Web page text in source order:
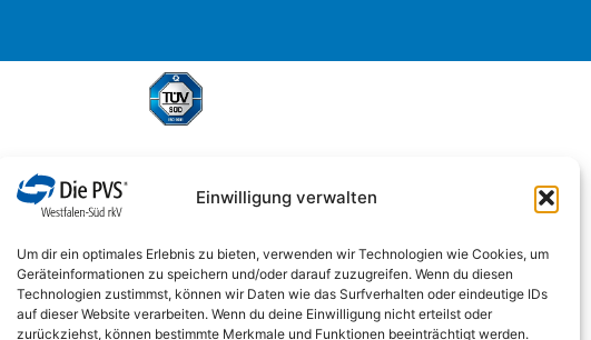
Einwilligung verwalten
Um dir ein optimales Erlebnis zu bieten, verwenden wir Technologien wie Cookies, um
Geräteinformationen zu speichern und/oder darauf zuzugreifen. Wenn du diesen
Technologien zustimmst, können wir Daten wie das Surfverhalten oder eindeutige IDs
auf dieser Website verarbeiten. Wenn du deine Einwilligung nicht erteilst oder
zurückziehst, können bestimmte Merkmale und Funktionen beeinträchtigt werden.